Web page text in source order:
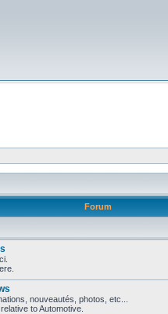
Forum
nouveautés, photos, etc...
to Automotive.